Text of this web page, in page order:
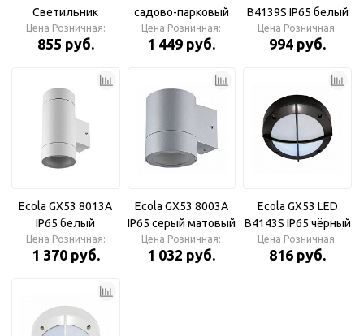
Светильник
уличный
односторонний
алюм. под лампу
GX53 серый IP65
Цена Розничная:
855 руб.
садово-парковый
DH020 GX53 IP44
Цена Розничная:
1 449 руб.
B4139S IP65 белый
Светильник
накладной
Цена Розничная:
994 руб.
Ecola GX53 8013A
IP65 белый
матовый
Светильник
Цена Розничная:
1 370 руб.
Ecola GX53 8003A
IP65 серый матовый
Светильник
интерьерный
Цена Розничная:
1 032 руб.
Ecola GX53 LED
B4143S IP65 чёрный
Светильник
накладной
Цена Розничная:
816 руб.